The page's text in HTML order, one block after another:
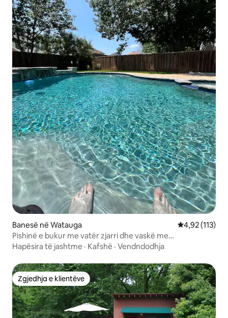
Banesë në Watauga Vlerësimi
4,92 (113)
Pishinë e bukur me vatër zjarri dhe vaskë me
hidromasazh!
Hapësira të jashtme · Kafshë · Vendndodhja
Zgjedhja e klientëve
Zgjedhja e klientëve